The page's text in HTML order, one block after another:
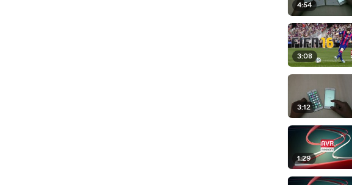
4:54
3:08
3:12
1:29